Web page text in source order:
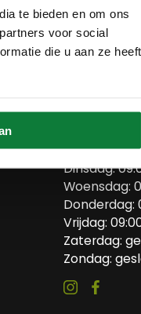
te bieden en om ons
voor social
die u aan ze heeft
Maandag:
Dinsdag:
Woensdag:
Donderdag:
Vrijdag:
Zaterdag:
Zondag: